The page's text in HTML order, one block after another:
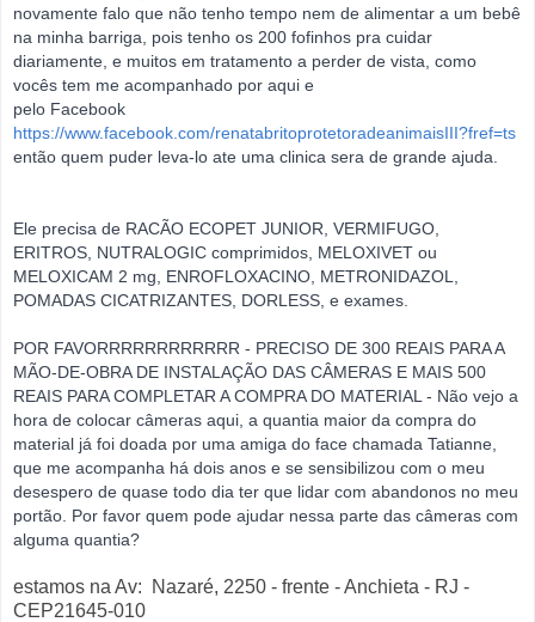
novamente falo que não tenho tempo nem de alimentar a um bebê
na minha barriga, pois tenho os 200 fofinhos pra cuidar
diariamente, e muitos em tratamento a perder de vista, como
vocês tem me acompanhado por aqui e
pelo Facebook
https://www.facebook.com/renatabritoprotetoradeanimaisIII?fref=ts
então quem puder leva-lo ate uma clinica sera de grande ajuda.
Ele precisa de RACÃO ECOPET JUNIOR, VERMIFUGO,
ERITROS, NUTRALOGIC comprimidos, MELOXIVET ou
MELOXICAM 2 mg, ENROFLOXACINO, METRONIDAZOL,
POMADAS CICATRIZANTES, DORLESS, e exames.
POR FAVORRRRRRRRRRRR - PRECISO DE 300 REAIS PARA A
MÃO-DE-OBRA DE INSTALAÇÃO DAS CÂMERAS E MAIS 500
REAIS PARA COMPLETAR A COMPRA DO MATERIAL - Não vejo a
hora de colocar câmeras aqui, a quantia maior da compra do
material já foi doada por uma amiga do face chamada Tatianne,
que me acompanha há dois anos e se sensibilizou com o meu
desespero de quase todo dia ter que lidar com abandonos no meu
portão. Por favor quem pode ajudar nessa parte das câmeras com
alguma quantia?
estamos na Av: Nazaré, 2250 - frente - Anchieta - RJ -
CEP21645-010